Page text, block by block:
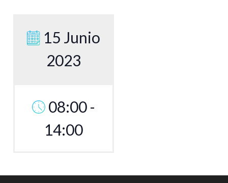
15 Junio
2023
08:00 -
14:00